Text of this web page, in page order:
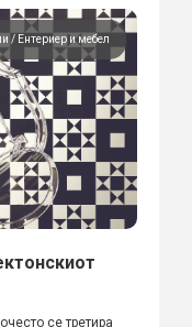
Ентериер и мебел
се третира